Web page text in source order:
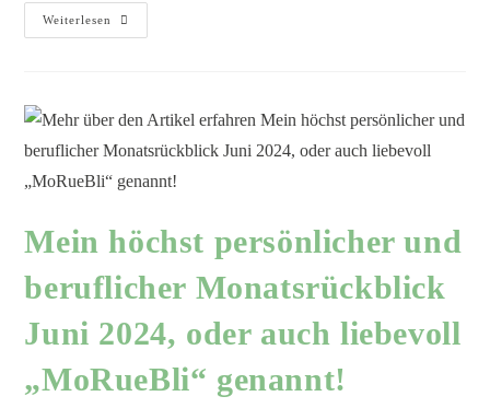
Weiterlesen
Mein höchst persönlicher und
beruflicher Monatsrückblick
Juni 2024, oder auch liebevoll
„MoRueBli“ genannt!